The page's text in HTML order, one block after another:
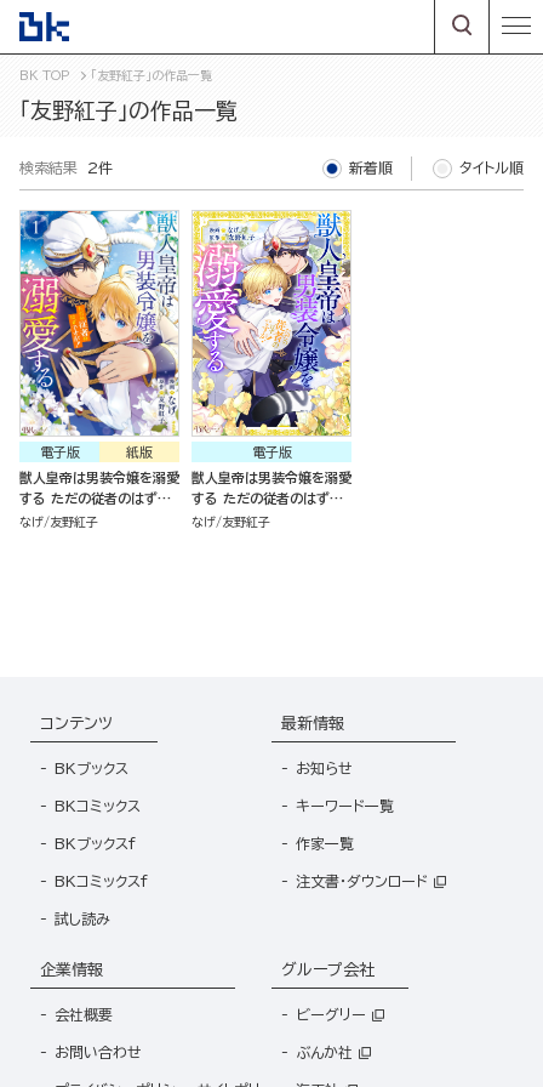
BK TOP 「友野紅子」の作品一覧
「友野紅子」の作品一覧
検索結果 2件 新着順 タイトル順
紙版
電子版
獣人皇帝は男装令嬢を溺愛
する ただの従者のはずで
すが！ コミック版（１）
なげ 友野紅子
電子版
獣人皇帝は男装令嬢を溺愛
する ただの従者のはずで
すが！ コミック版（分冊版）
なげ 友野紅子
コンテンツ
BKブックス
BKコミックス
BKブックスf
BKコミックスf
試し読み
最新情報
お知らせ
キーワード一覧
作家一覧
注文書・ダウンロード
企業情報
会社概要
お問い合わせ
グループ会社
ビーグリー
ぶんか社